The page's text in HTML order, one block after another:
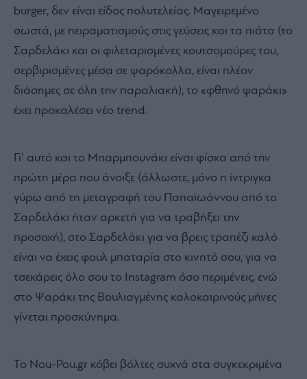
burger, δεν είναι είδος πολυτελείας. Μαγειρεμένο
σωστά, με πειραματισμούς στις γεύσεις και τα πιάτα (το
Σαρδελάκι και οι φιλεταρισμένες κουτσομούρες του,
σερβιρισμένες μέσα σε ψαρόκολλα, είναι πλέον
διάσημες σε όλη την παραλιακή), το «φθηνό ψαράκι»
έχει προκαλέσει νέο trend.
Γι’ αυτό και το Μπαρμπουνάκι είναι φίσκα από την
πρώτη μέρα που άνοιξε (άλλωστε, μόνο η ίντριγκα
γύρω από τη μεταγραφή του Παπαϊωάννου από το
Σαρδελάκι ήταν αρκετή για να τραβήξει την
προσοχή), στο Σαρδελάκι για να βρεις τραπέζι καλό
είναι να έχεις φουλ μπαταρία στο κινητό σου, για να
τσεκάρεις όλο σου το Instagram όσο περιμένεις, ενώ
στο Ψαράκι της Βουλιαγμένης καλοκαιρινούς μήνες
γίνεται προσκύνημα.
Το Nou-Pou.gr κόβει βόλτες συχνά στα συγκεκριμένα